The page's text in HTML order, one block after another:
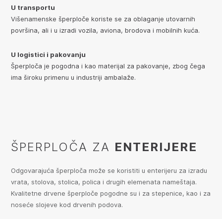
U transportu
Višenamenske šperploče koriste se za oblaganje utovarnih
površina, ali i u izradi vozila, aviona, brodova i mobilnih kuća.
U logistici i pakovanju
Šperploča je pogodna i kao materijal za pakovanje, zbog čega
ima široku primenu u industriji ambalaže.
ŠPERPLOČA ZA ENTERIJERE
Odgovarajuća šperploča može se koristiti u enterijeru za izradu
vrata, stolova, stolica, polica i drugih elemenata nameštaja.
Kvalitetne drvene šperploče pogodne su i za stepenice, kao i za
noseće slojeve kod drvenih podova.